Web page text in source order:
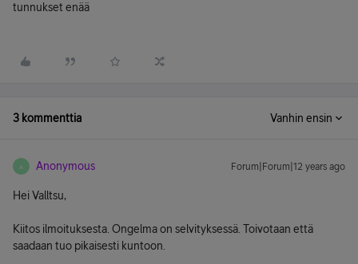
tunnukset enää
3 kommenttia Vanhin ensin
A Anonymous Forum|Forum|12 years ago
Hei Valltsu,
Kiitos ilmoituksesta. Ongelma on selvityksessä. Toivotaan että
saadaan tuo pikaisesti kuntoon.